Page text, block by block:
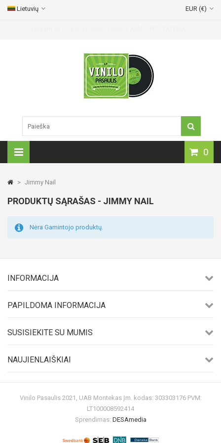
EUR (€)
Lietuvių
0
> Jimmy Nail
PRODUKTŲ SĄRAŠAS - JIMMY NAIL
Nėra Gamintojo produktų.
INFORMACIJA
PAPILDOMA INFORMACIJA
SUSISIEKITE SU MUMIS
NAUJIENLAIŠKIAI
Vinilo Pasaulis 2021, UAB Montekas Įm. kodas: 303303176 PVM:
LT100008592414
Sprendimas: DESAmedia